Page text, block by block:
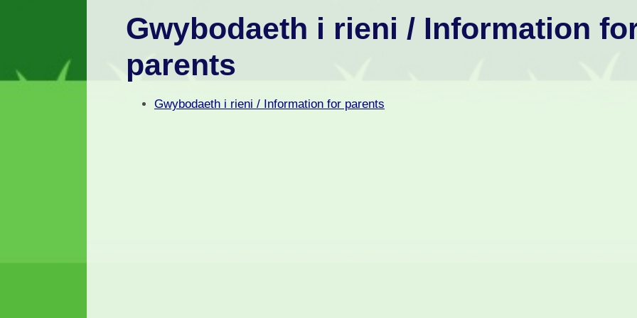
Gwybodaeth i rieni / Information
parents
Gwybodaeth i rieni / Information for parents